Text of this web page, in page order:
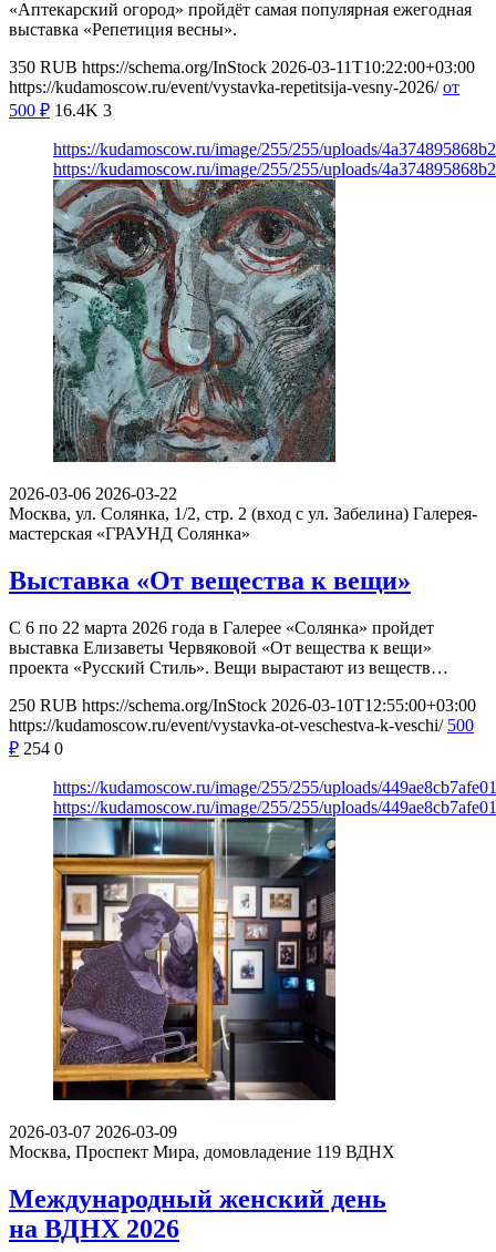
«Аптекарский огород» пройдёт самая популярная ежегодная
выставка «Репетиция весны».
350 RUB https://schema.org/InStock 2026-03-11T10:22:00+03:00
https://kudamoscow.ru/event/vystavka-repetitsija-vesny-2026/ от
500 ₽ 16.4K 3
https://kudamoscow.ru/image/255/255/uploads/
https://kudamoscow.ru/image/255/255/uploads/
2026-03-06 2026-03-22
Москва, ул. Солянка, 1/2, стр. 2 (вход с ул. Забелина) Галерея-
мастерская «ГРАУНД Солянка»
Выставка «От вещества к вещи»
С 6 по 22 марта 2026 года в Галерее «Солянка» пройдет
выставка Елизаветы Червяковой «От вещества к вещи»
проекта «Русский Стиль». Вещи вырастают из веществ…
250 RUB https://schema.org/InStock 2026-03-10T12:55:00+03:00
https://kudamoscow.ru/event/vystavka-ot-veschestva-k-veschi/ 500
₽ 254 0
https://kudamoscow.ru/image/255/255/uploads/
https://kudamoscow.ru/image/255/255/uploads/
2026-03-07 2026-03-09
Москва, Проспект Мира, домовладение 119 ВДНХ
Международный женский день
на ВДНХ 2026